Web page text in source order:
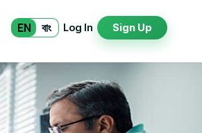
EN বাং Log In Sign Up